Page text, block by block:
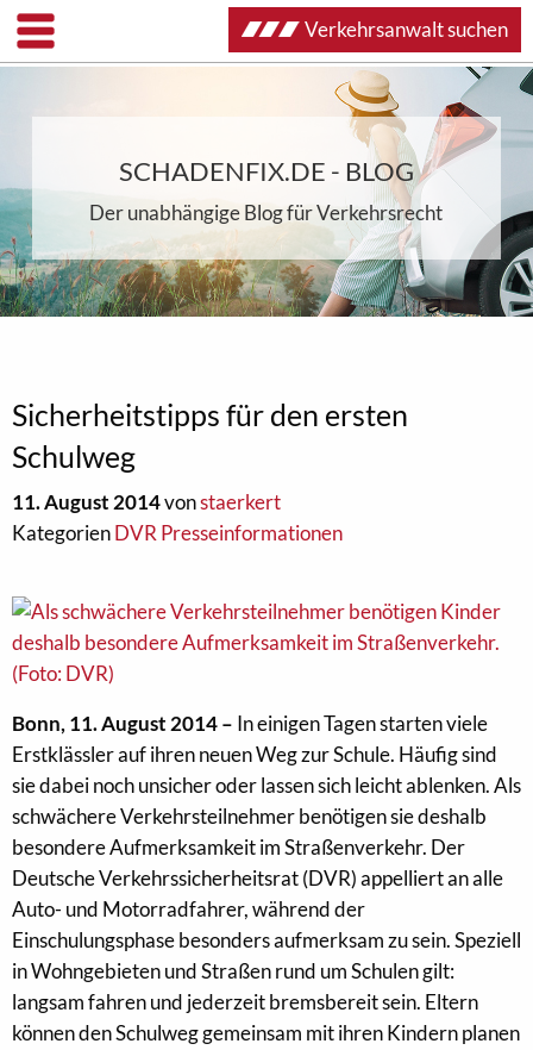
SCHADENFIX.DE - BLOG
Der unabhängige Blog für Verkehrsrecht
Sicherheitstipps für den ersten
Schulweg
11. August 2014vonstaerkert
KategorienDVR Presseinformationen
Bonn, 11. August 2014 – In einigen Tagen starten viele
Erstklässler auf ihren neuen Weg zur Schule. Häufig sind
sie dabei noch unsicher oder lassen sich leicht ablenken. Als
schwächere Verkehrsteilnehmer benötigen sie deshalb
besondere Aufmerksamkeit im Straßenverkehr. Der
Deutsche Verkehrssicherheitsrat (DVR) appelliert an alle
Auto- und Motorradfahrer, während der
Einschulungsphase besonders aufmerksam zu sein. Speziell
in Wohngebieten und Straßen rund um Schulen gilt:
langsam fahren und jederzeit bremsbereit sein. Eltern
können den Schulweg gemeinsam mit ihren Kindern planen
Verkehrsanwalt suchen